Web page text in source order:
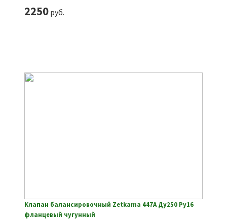
2250руб.
Клапан балансировочный Zetkama 447A Ду250 Ру16
фланцевый чугунный